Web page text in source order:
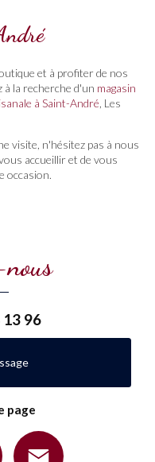
et à profiter de nos
la recherche d'un magasin
à Saint-André , Les
visite, n'hésitez pas à nous
accueillir et de vous
occasion.
13 96
page